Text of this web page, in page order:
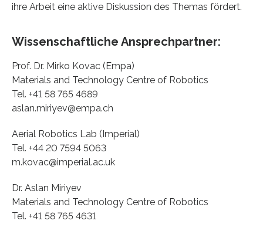
ihre Arbeit eine aktive Diskussion des Themas fördert.
Wissenschaftliche Ansprechpartner:
Prof. Dr. Mirko Kovac (Empa)
Materials and Technology Centre of Robotics
Tel. +41 58 765 4689
aslan.miriyev@empa.ch
Aerial Robotics Lab (Imperial)
Tel. +44 20 7594 5063
m.kovac@imperial.ac.uk
Dr. Aslan Miriyev
Materials and Technology Centre of Robotics
Tel. +41 58 765 4631